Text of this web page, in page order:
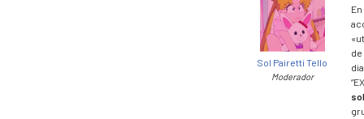
Sol Pairetti Tello
Moderador